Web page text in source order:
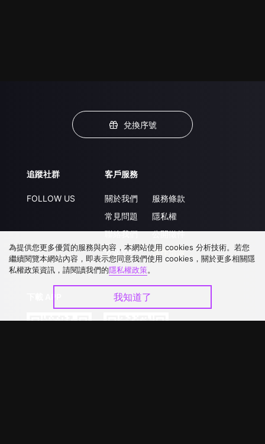
兌換序號
追蹤社群
FOLLOW US
客戶服務
關於我們
常見問題
聯絡我們
升級VIP
服務條款
隱私權
公開徵件
合作洽談
為提供您更多優質的服務與內容，本網站使用 cookies 分析技術。若您
繼續閱覽本網站內容，即表示您同意我們使用 cookies，關於更多相關隱
私權政策資訊，請閱讀我們的隱私權政策。
我知道了